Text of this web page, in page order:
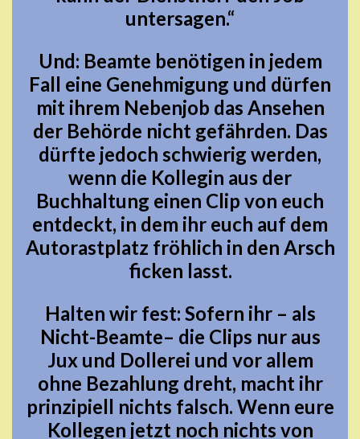
untersagen.“
Und: Beamte benötigen in jedem
Fall eine Genehmigung und dürfen
mit ihrem Nebenjob das Ansehen
der Behörde nicht gefährden. Das
dürfte jedoch schwierig werden,
wenn die Kollegin aus der
Buchhaltung einen Clip von euch
entdeckt, in dem ihr euch auf dem
Autorastplatz fröhlich in den Arsch
ficken lasst.
Halten wir fest: Sofern ihr – als
Nicht-Beamte– die Clips nur aus
Jux und Dollerei und vor allem
ohne Bezahlung dreht, macht ihr
prinzipiell nichts falsch. Wenn eure
Kollegen jetzt noch nichts von